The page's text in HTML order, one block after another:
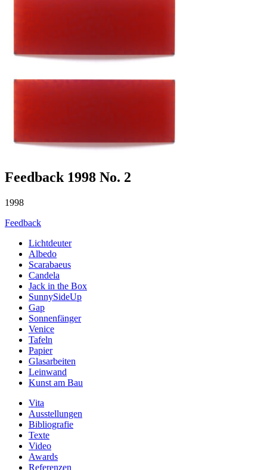
Feedback 1998 No. 2
1998
Feedback
Lichtdeuter
Albedo
Scarabaeus
Candela
Jack in the Box
SunnySideUp
Gap
Sonnenfänger
Venice
Tafeln
Papier
Glasarbeiten
Leinwand
Kunst am Bau
Vita
Ausstellungen
Bibliografie
Texte
Video
Awards
Referenzen